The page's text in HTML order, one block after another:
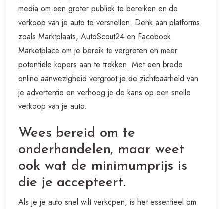
media om een groter publiek te bereiken en de
verkoop van je auto te versnellen. Denk aan platforms
zoals Marktplaats, AutoScout24 en Facebook
Marketplace om je bereik te vergroten en meer
potentiële kopers aan te trekken. Met een brede
online aanwezigheid vergroot je de zichtbaarheid van
je advertentie en verhoog je de kans op een snelle
verkoop van je auto.
Wees bereid om te
onderhandelen, maar weet
ook wat de minimumprijs is
die je accepteert.
Als je je auto snel wilt verkopen, is het essentieel om